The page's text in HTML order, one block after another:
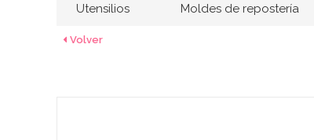
Utensilios Moldes de repostería
Volver